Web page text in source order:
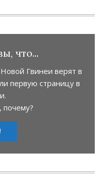
что...
Гвинеи верят в
первую страницу в
почему?